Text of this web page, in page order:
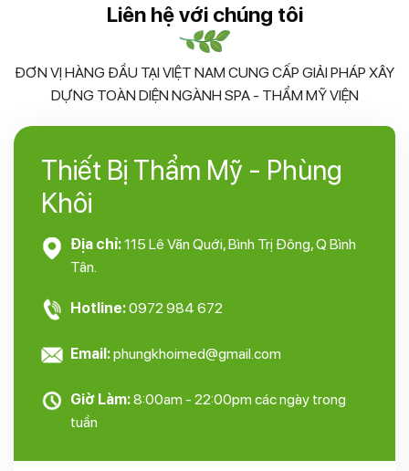
Liên hệ với chúng tôi
ĐƠN VỊ HÀNG ĐẦU TẠI VIỆT NAM CUNG CẤP GIẢI PHÁP XÂY
DỰNG TOÀN DIỆN NGÀNH SPA - THẨM MỸ VIỆN
Thiết Bị Thẩm Mỹ - Phùng
Khôi
Địa chỉ:115 Lê Văn Quới, Bình Trị Đông, Q Bình
Tân.
Hotline:0972 984 672
Email:phungkhoimed@gmail.com
Giờ Làm:8:00am - 22:00pm các ngày trong
tuần